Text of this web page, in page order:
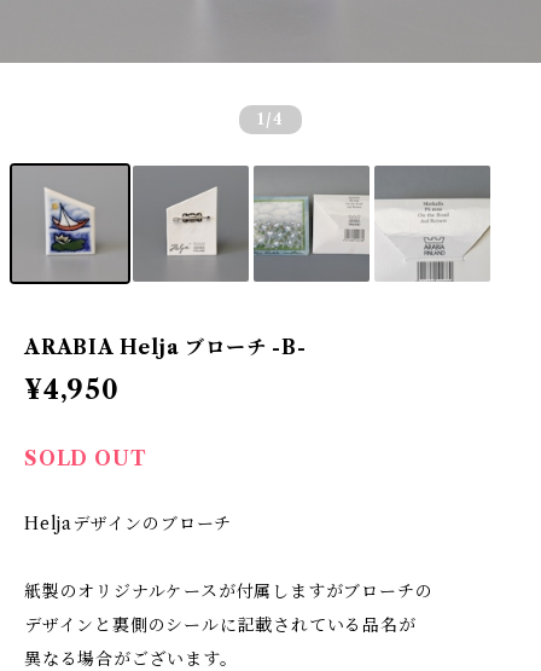
1 /4
ARABIA Helja ブローチ -B-
¥4,950
SOLD OUT
Heljaデザインのブローチ
紙製のオリジナルケースが付属しますがブローチの
デザインと裏側のシールに記載されている品名が
異なる場合がございます。